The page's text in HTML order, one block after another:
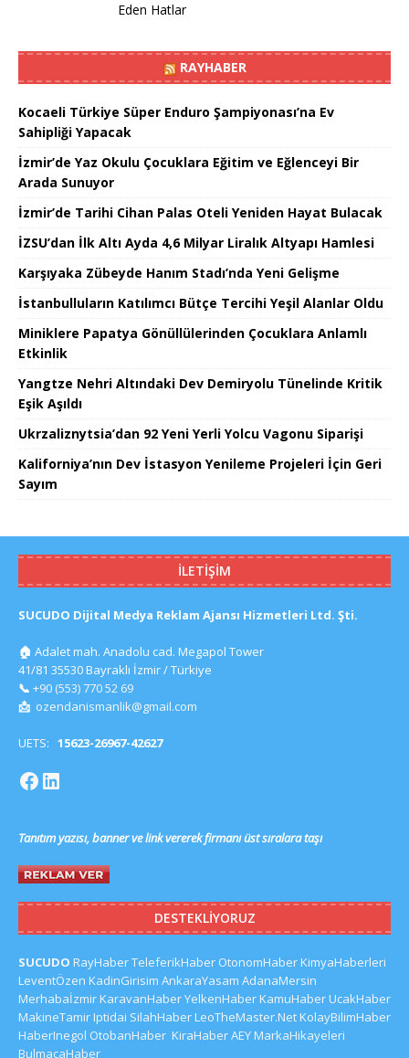
Eden Hatlar
RAYHABER
Kocaeli Türkiye Süper Enduro Şampiyonası’na Ev
Sahipliği Yapacak
İzmir’de Yaz Okulu Çocuklara Eğitim ve Eğlenceyi Bir
Arada Sunuyor
İzmir’de Tarihi Cihan Palas Oteli Yeniden Hayat Bulacak
İZSU’dan İlk Altı Ayda 4,6 Milyar Liralık Altyapı Hamlesi
Karşıyaka Zübeyde Hanım Stadı’nda Yeni Gelişme
İstanbulluların Katılımcı Bütçe Tercihi Yeşil Alanlar Oldu
Miniklere Papatya Gönüllülerinden Çocuklara Anlamlı
Etkinlik
Yangtze Nehri Altındaki Dev Demiryolu Tünelinde Kritik
Eşik Aşıldı
Ukrzaliznytsia’dan 92 Yeni Yerli Yolcu Vagonu Siparişi
Kaliforniya’nın Dev İstasyon Yenileme Projeleri İçin Geri
Sayım
İLETIŞIM
SUCUDO Dijital Medya Reklam Ajansı Hizmetleri Ltd. Şti.
🏠 Adalet mah. Anadolu cad. Megapol Tower
41/81 35530 Bayraklı İzmir / Türkiye
📞 +90 (553) 770 52 69
📩 ozendanismanlik@gmail.com
UETS: 15623-26967-42627
Tanıtım yazısı, banner ve link vererek firmanı üst sıralara taşı
DESTEKLIYORUZ
SUCUDO RayHaberTeleferikHaber OtonomHaberKimyaHaberleri
LeventÖzen KadinGirisim AnkaraYasam AdanaMersin
MerhabaİzmirKaravanHaberYelkenHaberKamuHaberUcakHaber
MakineTamirIptidai SilahHaberLeoTheMaster.NetKolayBilimHaber
HaberInegol OtobanHaber KiraHaberAEYMarkaHikayeleri
BulmacaHaber